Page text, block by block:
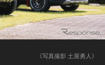
《写真撮影 土屋勇人》